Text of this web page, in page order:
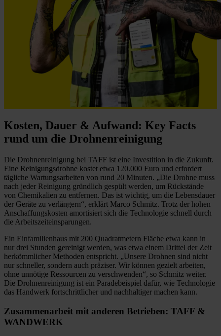
Kosten, Dauer & Aufwand: Key Facts
rund um die Drohnenreinigung
Die Drohnenreinigung bei TAFF ist eine Investition in die Zukunft.
Eine Reinigungsdrohne kostet etwa 120.000 Euro und erfordert
tägliche Wartungsarbeiten von rund 20 Minuten. „Die Drohne muss
nach jeder Reinigung gründlich gespült werden, um Rückstände
von Chemikalien zu entfernen. Das ist wichtig, um die Lebensdauer
der Geräte zu verlängern“, erklärt Marco Schmitz. Trotz der hohen
Anschaffungskosten amortisiert sich die Technologie schnell durch
die Arbeitszeiteinsparungen.
Ein Einfamilienhaus mit 200 Quadratmetern Fläche etwa kann in
nur drei Stunden gereinigt werden, was etwa einem Drittel der Zeit
herkömmlicher Methoden entspricht. „Unsere Drohnen sind nicht
nur schneller, sondern auch präziser. Wir können gezielt arbeiten,
ohne unnötige Ressourcen zu verschwenden“, so Schmitz weiter.
Die Drohnenreinigung ist ein Paradebeispiel dafür, wie Technologie
das Handwerk fortschrittlicher und nachhaltiger machen kann.
Zusammenarbeit mit anderen Betrieben: TAFF &
WANDWERK